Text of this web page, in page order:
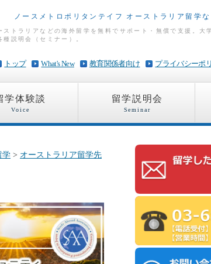
ノースメトロポリタンテイフ オーストラリア留学
ストラリアなどの海外留学を無料でサポート・無償で支援。大
説明会（セミナー）。
プライバシーポ
教育関係者向け
What's New
トップ
学体験談
Voice
留学説明会
Seminar
学 > オーストラリア留学先